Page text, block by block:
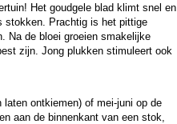
Het goudgele blad klimt snel en
stokken. Prachtig is het pittige
Na de bloei groeien smakelijke
zijn. Jong plukken stimuleert ook
ontkiemen) of mei-juni op de
aan de binnenkant van een stok,